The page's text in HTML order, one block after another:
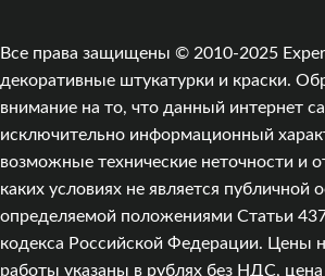
Все права защищены © 2010-2025
декоративные штукатурки и краски.
внимание на то, что данный интернет
исключительно информационный
возможные технические неточности и
каких условиях не является публичной
определяемой положениями Статьи
кодекса Российской Федерации. Цены
работы указаны в рублях без НДС,